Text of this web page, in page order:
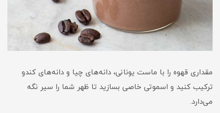
مقداری قهوه را با ماست یونانی، دانه‌های چیا و دانه‌های کندو
ترکیب کنید و اسموتی خاصی بسازید تا ظهر شما را سیر نگه
می‌دارد.